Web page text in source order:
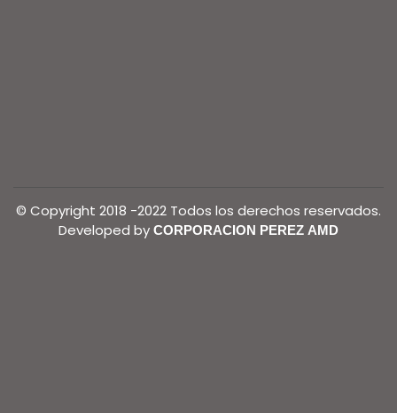
© Copyright 2018 -2022 Todos los derechos reservados.
Developed by CORPORACION PEREZ AMD